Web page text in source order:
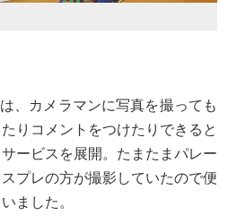
、カメラマンに写真を撮っても
りコメントをつけたりできると
ービスを展開。たまたまパレー
プレの方が撮影していたので便
ました。